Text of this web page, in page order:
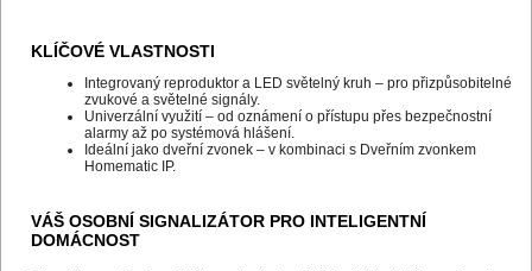
KLÍČOVÉ VLASTNOSTI
Integrovaný reproduktor a LED světelný kruh – pro přizpůsobitelné
zvukové a světelné signály.
Univerzální využití – od oznámení o přístupu přes bezpečnostní
alarmy až po systémová hlášení.
Ideální jako dveřní zvonek – v kombinaci s Dveřním zvonkem
Homematic IP.
VÁŠ OSOBNÍ SIGNALIZÁTOR PRO INTELIGENTNÍ
DOMÁCNOST